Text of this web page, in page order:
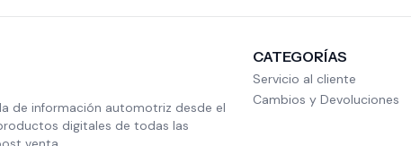
de información automotriz desde el
digitales de todas las
CATEGORÍAS
Servicio al cliente
Cambios y Devoluciones